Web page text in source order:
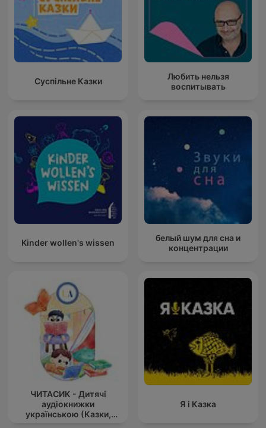
Суспільне Казки
Любить нельзя
воспитывать
Kinder wollen's wissen
белый шум для сна и
концентрации
ЧИТАСИК - Дитячі
аудіокнижки
українською (Казки,
Я і Казка